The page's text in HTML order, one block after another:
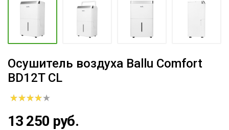
Осушитель воздуха Ballu Comfort
BD12T CL
13 250 руб.